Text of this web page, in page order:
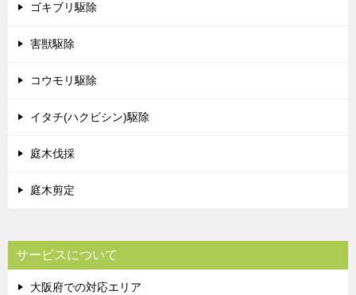
ゴキブリ駆除
害獣駆除
コウモリ駆除
イタチ(ハクビシン)駆除
庭木伐採
庭木剪定
サービスについて
大阪府での対応エリア